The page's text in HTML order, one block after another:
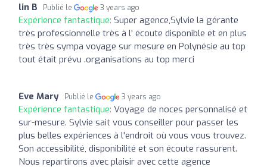
lin B Publié le 3 years ago
Expérience fantastique: Super agence,Sylvie la gérante
très professionnelle très à l' écoute disponible et en plus
très très sympa voyage sur mesure en Polynésie au top
tout était prévu .organisations au top merci
Eve Mary Publié le 3 years ago
Expérience fantastique: Voyage de noces personnalisé et
sur-mesure. Sylvie sait vous conseiller pour passer les
plus belles expériences à l'endroit où vous vous trouvez.
Son accessibilité, disponibilité et son écoute rassurent.
Nous repartirons avec plaisir avec cette agence